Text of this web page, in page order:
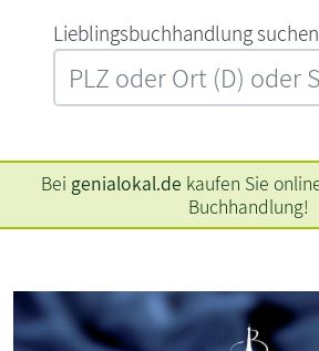
L‍i‍e‍b‍l‍i‍n‍g‍s‍b‍u‍c‍h‍h‍a‍n‍d‍l‍u‍n‍g‍
Bei genialokal.de kaufen Sie
Buchhandlung!